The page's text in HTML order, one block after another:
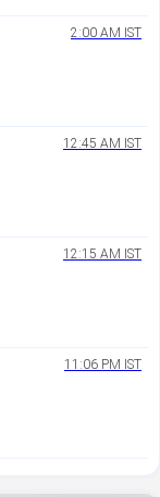
2:00 AM IST
12:45 AM IST
12:15 AM IST
11:06 PM IST